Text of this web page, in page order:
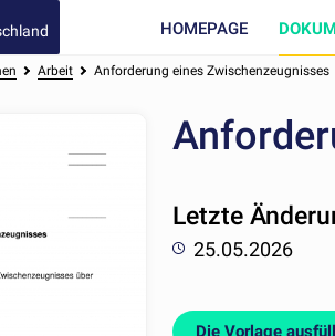
HOMEPAGE
Arbeit Anforderung eines Zwischenzeugnisses
Letzte
25.05.2026
Die Vorlage